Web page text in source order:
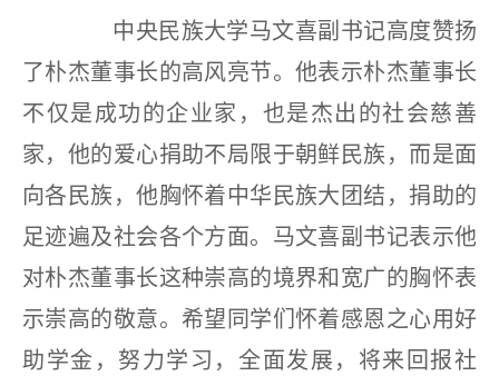
中央民族大学马文喜副书记高度赞扬
了朴杰董事长的高风亮节。他表示朴杰董事长
不仅是成功的企业家，也是杰出的社会慈善
家，他的爱心捐助不局限于朝鲜民族，而是面
向各民族，他胸怀着中华民族大团结，捐助的
足迹遍及社会各个方面。马文喜副书记表示他
对朴杰董事长这种崇高的境界和宽广的胸怀表
示崇高的敬意。希望同学们怀着感恩之心用好
助学金，努力学习，全面发展，将来回报社